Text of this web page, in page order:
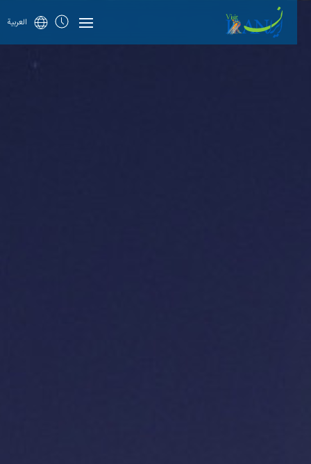
العربية